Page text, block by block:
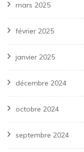
mars 2025
février 2025
janvier 2025
décembre 2024
octobre 2024
septembre 2024